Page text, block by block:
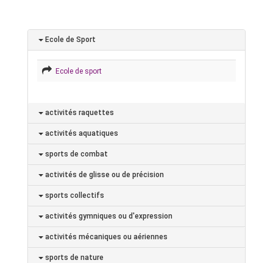
Ecole de Sport
Ecole de sport
activités raquettes
activités aquatiques
sports de combat
activités de glisse ou de précision
sports collectifs
activités gymniques ou d'expression
activités mécaniques ou aériennes
sports de nature